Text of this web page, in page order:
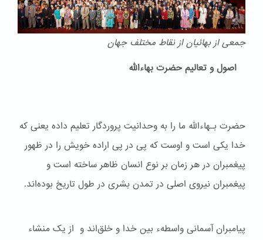
جمعی از بهائیان از نقاط مختلف جهان
اصول و تعالیم حضرت بهاءالله
حضرت بـهاءالله ما را به وحدانیت پروردگار تعلیم داده یعنی که
خدا یکی است و اوست که پی در پی اراده خویش را در ظهور
پیغمبران در هر زمان بر نوع انسان ظاهر ساخته است و
پیغمبران نیروی اصلی در تمدن بشری در طول تاریخ بوده‌اند.
پیامبران آسمانی واسطهء بین خدا و خلق‌اند و از یک منشاء